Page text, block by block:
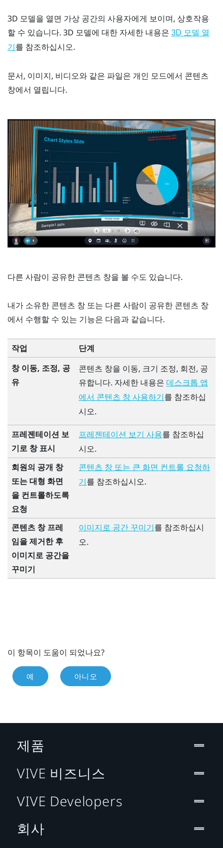
3D 모델을 열면 가상 공간의 사용자에게 보이며, 상호작용
할 수 있습니다. 3D 모델에 대한 자세한 내용은 3D 모델 열
기 를 참조하십시오.
문서, 이미지, 비디오와 같은 파일은 개인 모드에서 콘텐츠
창에서 열립니다.
다른 사람이 공유한 콘텐츠 창을 볼 수도 있습니다.
내가 소유한 콘텐츠 창 또는 다른 사람이 공유한 콘텐츠 창
에서 수행할 수 있는 기능은 다음과 같습니다.
작업
단계
창 이동, 조정, 공
유
콘텐츠 창을 이동, 크기 조정, 회전, 공
유합니다. 자세한 내용은 데스크톱 앱
에서 콘텐츠 창 사용하기 를 참조하십
시오.
프레젠테이션 보
기로 창 표시
프레젠테이션 보기 사용를 참조하십
시오.
회원의 공개 창
또는 대형 화면
을 컨트롤하도록
요청
콘텐츠 창 또는 큰 화면 컨트롤 요청하
기 를 참조하십시오.
콘텐츠 창 프레
임을 제거한 후
이미지로 공간을
꾸미기
이미지로 공간 꾸미기 를 참조하십시
오.
이 항목이 도움이 되었나요?
예 아니오
제품
VIVE 비즈니스
VIVE Developers
회사